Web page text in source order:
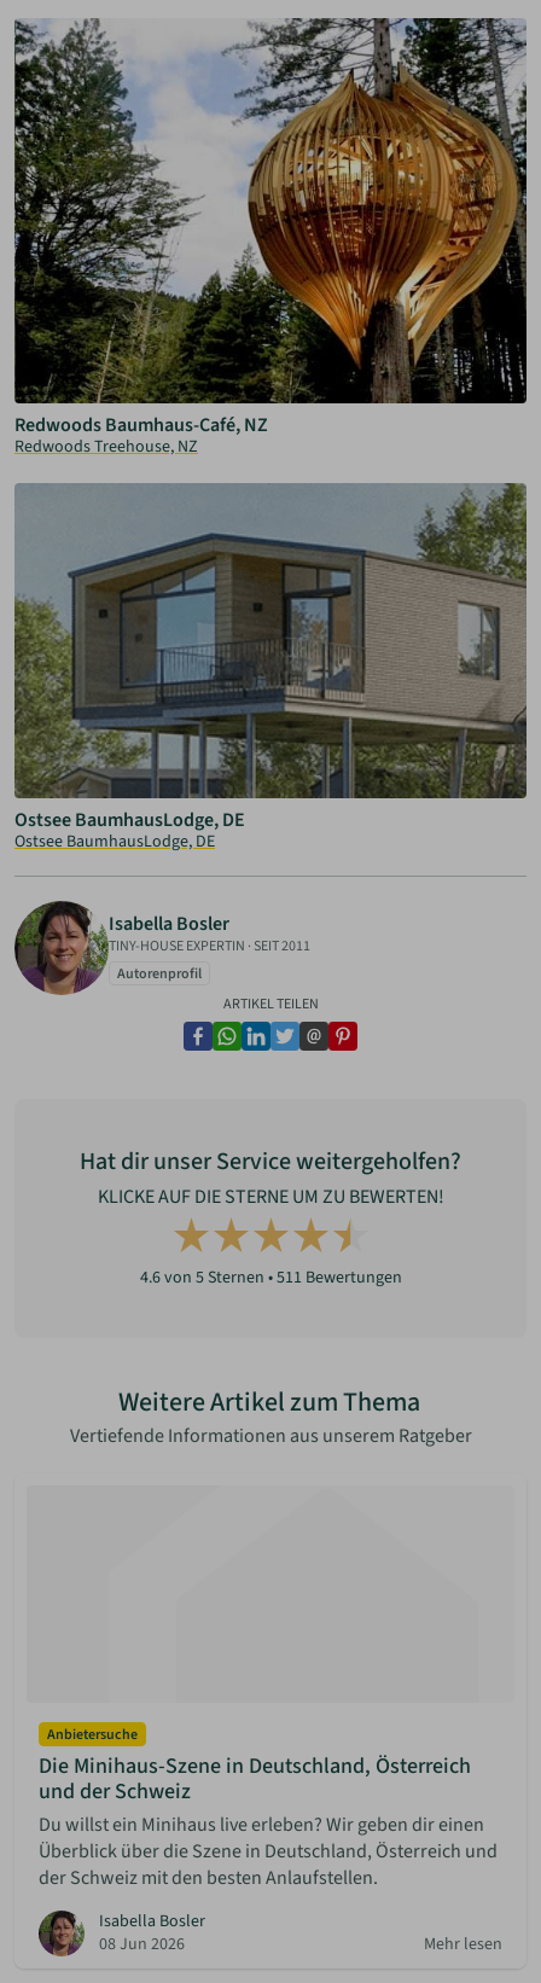
Redwoods Baumhaus-Café, NZ
Redwoods Treehouse, NZ
Ostsee BaumhausLodge, DE
Ostsee BaumhausLodge, DE
Isabella Bosler
TINY-HOUSE EXPERTIN · SEIT 2011
Autorenprofil
ARTIKEL TEILEN
facebook
whatsapp
linkedin
twitter
emailpinterest
Hat dir unser Service weitergeholfen?
KLICKE AUF DIE STERNE UM ZU BEWERTEN!
4.6von 5 Sternen •511 Bewertungen
Weitere Artikel zum Thema
Vertiefende Informationen aus unserem Ratgeber
Anbietersuche
Die Minihaus-Szene in Deutschland, Österreich
und der Schweiz
Du willst ein Minihaus live erleben? Wir geben dir einen
Überblick über die Szene in Deutschland, Österreich und
der Schweiz mit den besten Anlaufstellen.
Isabella Bosler
08 Jun 2026
Mehr lesen